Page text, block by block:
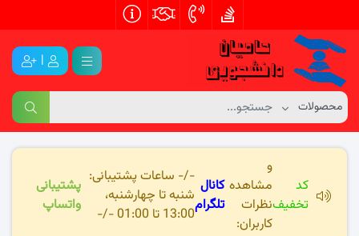
|
کد
تخفیف
و
مشاهده
نظرات
کاربران:
کانال
تلگرام
-/- ساعات پشتیبانی:
شنبه تا چهارشنبه،
13:00 تا 01:00 -/-
پشتیبانی
واتساپ